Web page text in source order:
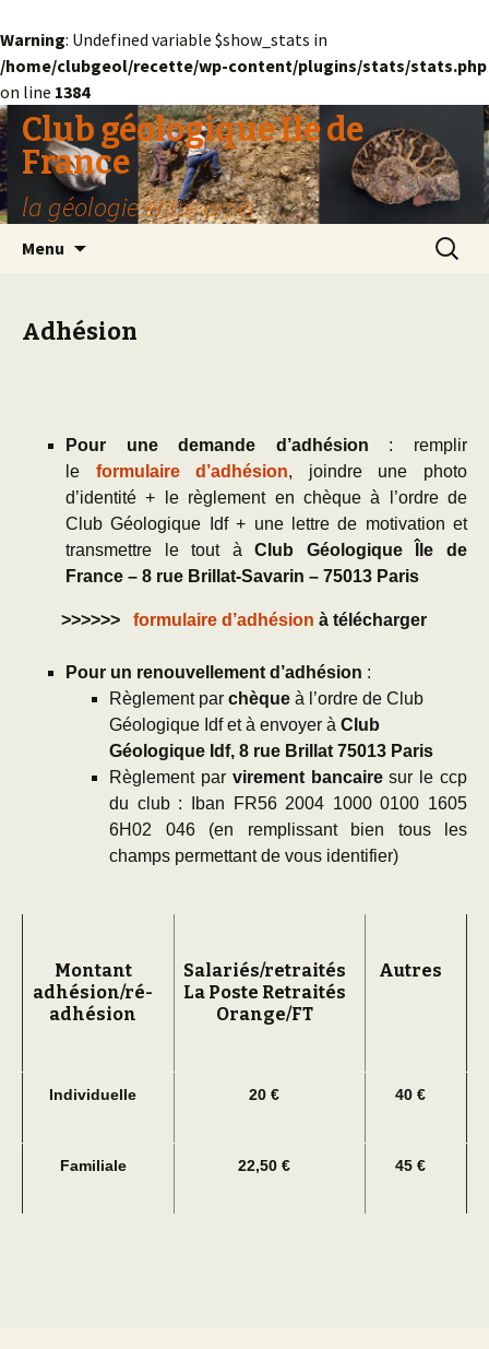
Warning: Undefined variable $show_stats in
/home/clubgeol/recette/wp-content/plugins/stats/stats.php
on line 1384
Club géologique Ile de
France
la géologie entre amis
Menu
Adhésion
Pour une demande d’adhésion : remplir
le formulaire d’adhésion, joindre une photo
d’identité + le règlement en chèque à l’ordre de
Club Géologique Idf + une lettre de motivation et
transmettre le tout àClub Géologique Île de
France – 8 rue Brillat-Savarin – 75013 Paris
>>>>>> formulaire d’adhésion à télécharger
Pour un renouvellement d’adhésion :
Règlement par chèque à l’ordre de Club
Géologique Idf et à envoyer à Club
Géologique Idf, 8 rue Brillat 75013 Paris
Règlement par virement bancairesur le ccp
du club : Iban FR56 2004 1000 0100 1605
6H02 046 (en remplissant bien tous les
champs permettant de vous identifier)
Montant
adhésion/ré-
adhésion
Salariés/retraités
La Poste Retraités
Orange/FT
Autres
Individuelle 20 € 40 €
Familiale 22,50 € 45 €